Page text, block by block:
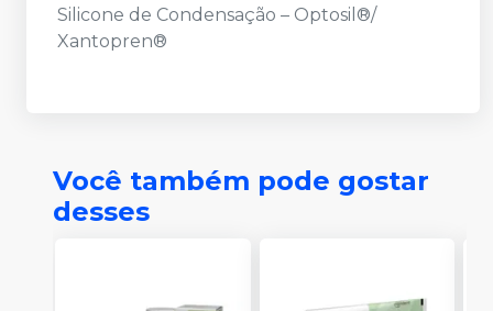
Silicone de Condensação – Optosil®/
Xantopren®
Você também pode gostar
desses